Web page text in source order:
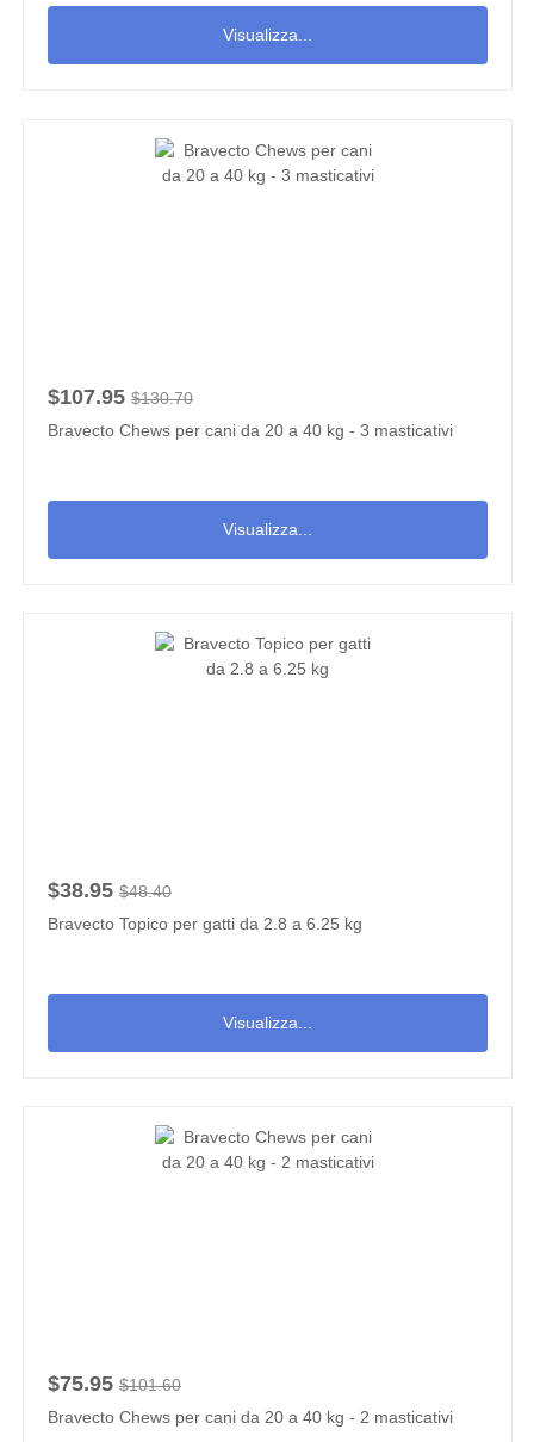
Visualizza...
$107.95 $130.70
Bravecto Chews per cani da 20 a 40 kg - 3 masticativi
Visualizza...
$38.95 $48.40
Bravecto Topico per gatti da 2.8 a 6.25 kg
Visualizza...
$75.95 $101.60
Bravecto Chews per cani da 20 a 40 kg - 2 masticativi